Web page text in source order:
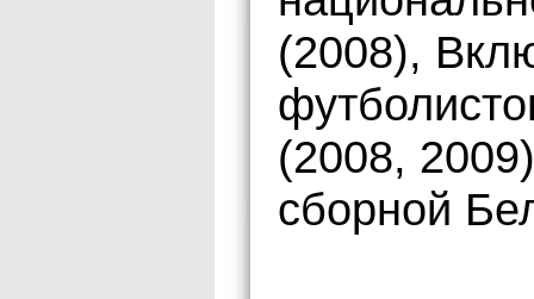
(2008),
(2008,
сборной